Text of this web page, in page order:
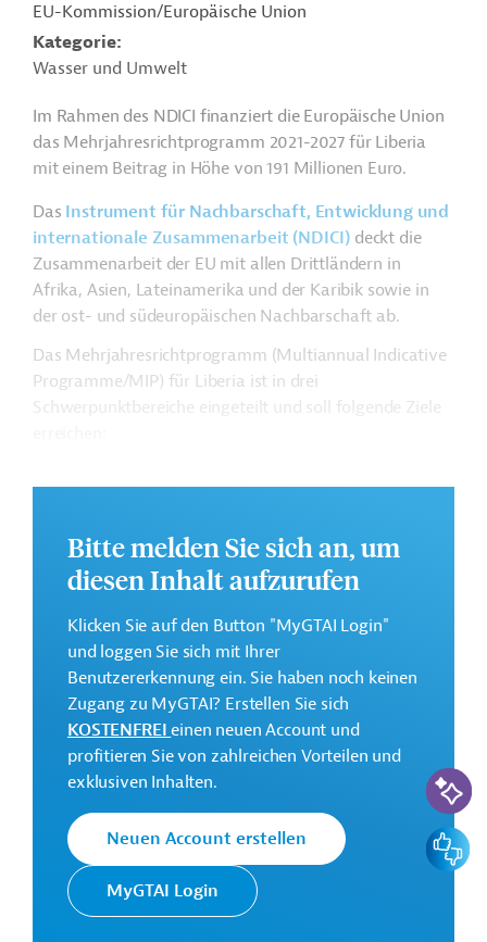
EU-Kommission/Europäische Union
Kategorie
Wasser und Umwelt
Im Rahmen des NDICI finanziert die Europäische Union
das Mehrjahresrichtprogramm 2021-2027 für Liberia
mit einem Beitrag in Höhe von 191 Millionen Euro.
Das Instrument für Nachbarschaft, Entwicklung und
internationale Zusammenarbeit (NDICI) deckt die
Zusammenarbeit der EU mit allen Drittländern in
Afrika, Asien, Lateinamerika und der Karibik sowie in
der ost- und südeuropäischen Nachbarschaft ab.
Das Mehrjahresrichtprogramm (Multiannual Indicative
Programme/MIP) für Liberia ist in drei
Schwerpunktbereiche eingeteilt und soll folgende Ziele
integrativem Wachstum;
Verbesserung der finanziellen und demokratischen
Weitere Informationen über das
Mehrjahresrichtprogramm finden Sie in dem
Originaldokument, das zum Download bereitsteht.
Bei Fragen wenden Sie sich bitte an das Brüsseler Büro
von Germany Trade & Invest unter bruessel@gtai.de.
Gesamtkosten:
191 Millionen Euro (für den Zeitraum 2021-2024)
Kontaktadresse
Bitte melden Sie sich an, um
diesen Inhalt aufzurufen
Klicken Sie auf den Button "MyGTAI Login"
und loggen Sie sich mit Ihrer
Benutzererkennung ein. Sie haben noch keinen
Zugang zu MyGTAI? Erstellen Sie sich
KOSTENFREIeinen neuen Account und
profitieren Sie von zahlreichen Vorteilen und
exklusiven Inhalten.
Neuen Account erstellen
MyGTAI Login
KI-